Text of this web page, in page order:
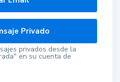
privados desde la
en su cuenta de